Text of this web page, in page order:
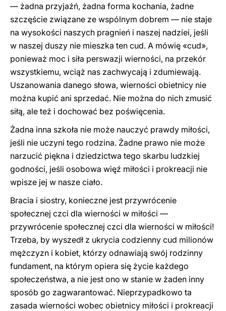
— żadna przyjaźń, żadna forma kochania, żadne
szczęście związane ze wspólnym dobrem — nie staje
na wysokości naszych pragnień i naszej nadziei, jeśli
w naszej duszy nie mieszka ten cud. A mówię «cud»,
ponieważ moc i siła perswazji wierności, na przekór
wszystkiemu, wciąż nas zachwycają i zdumiewają.
Uszanowania danego słowa, wierności obietnicy nie
można kupić ani sprzedać. Nie można do nich zmusić
siłą, ale też i dochować bez poświęcenia.
Żadna inna szkoła nie może nauczyć prawdy miłości,
jeśli nie uczyni tego rodzina. Żadne prawo nie może
narzucić piękna i dziedzictwa tego skarbu ludzkiej
godności, jeśli osobowa więź miłości i prokreacji nie
wpisze jej w nasze ciało.
Bracia i siostry, konieczne jest przywrócenie
społecznej czci dla wierności w miłości —
przywrócenie społecznej czci dla wierności w miłości!
Trzeba, by wyszedł z ukrycia codzienny cud milionów
mężczyzn i kobiet, którzy odnawiają swój rodzinny
fundament, na którym opiera się życie każdego
społeczeństwa, a nie jest ono w stanie w żaden inny
sposób go zagwarantować. Nieprzypadkowo ta
zasada wierności wobec obietnicy miłości i prokreacji